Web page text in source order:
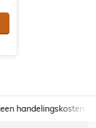
handelingskosten